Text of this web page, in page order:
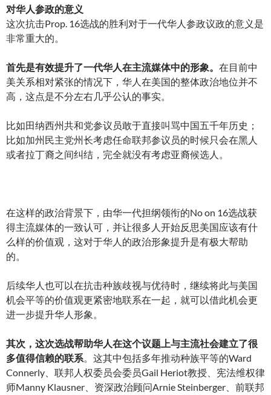
对华人参政的意义
这次抗击Prop. 16选战的胜利对于一代华人参政议政的意义是
非常重大的。
首先是有效提升了一代华人在主流媒体中的形象。 在目前中
美关系相对紧张的情况下，华人在美国的整体政治地位并不
高，这点是不分左右几乎公认的事实。
比如田纳西州共和党参议员敢于直接叫骂中国五千年历史；
比如加州民主党州长考虑任命联邦参议员的时候只会在黑人
或者拉丁裔之间纠结，完全就没有考虑亚裔候选人。
在这样的政治背景下，由华一代担纲领衔的No on 16选战获
得主流媒体的一致认可，并让很多人开始反思美国应该有什
么样的价值观，这对于华人的政治形象提升是有极大帮助
的。
后续华人也可以在抗击种族歧视与优待时，继续将此与美国
机会平等的价值观更紧密地联系在一起，就可以借此机会更
进一步提升华人形象。
其次，这次选战帮助华人在这个议题上与主流社会建立了很
多值得信赖的联系。这其中包括多年推动种族平等的Ward
Connerly、联邦人权委员会委员Gail Heriot教授、宪法维权律
师Manny Klausner、资深政治顾问Arnie Steinberger、前联邦